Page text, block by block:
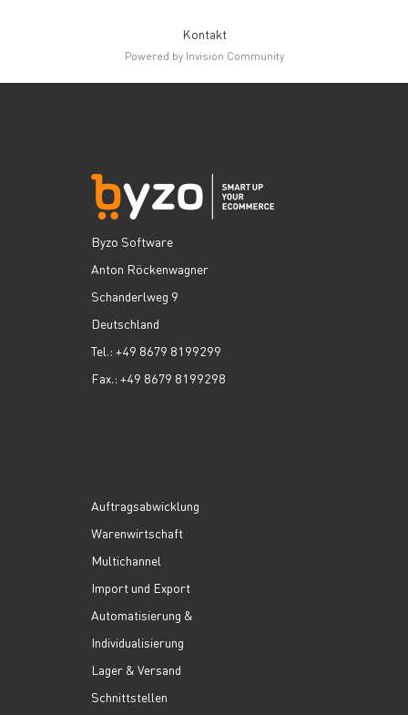
Kontakt
Powered by Invision Community
Byzo Software
Anton Röckenwagner
Schanderlweg 9
Deutschland
Tel.: +49 8679 8199299
Fax.: +49 8679 8199298
Auftragsabwicklung
Warenwirtschaft
Multichannel
Import und Export
Automatisierung &
Individualisierung
Lager & Versand
Schnittstellen